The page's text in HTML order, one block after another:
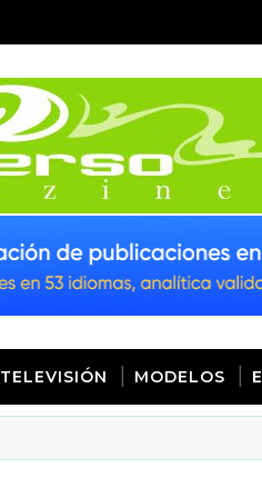
TELEVISIÓN MODELOS